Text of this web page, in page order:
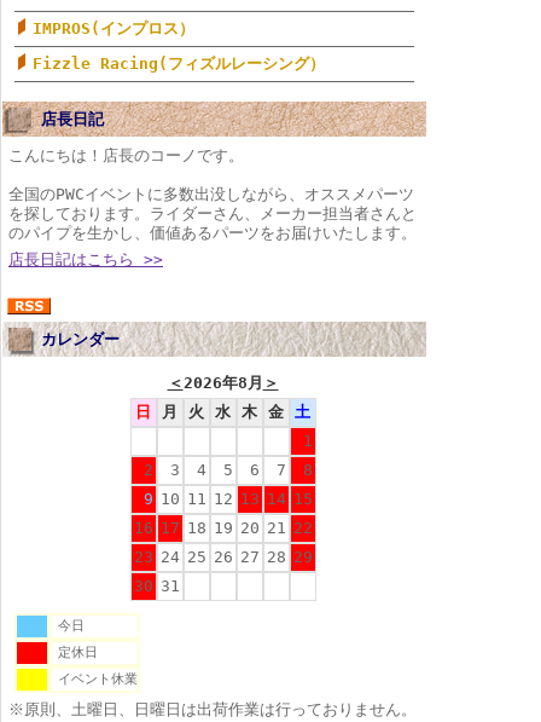
IMPROS(インプロス）
Fizzle Racing(フィズルレーシング）
店長日記
こんにちは！店長のコーノです。
全国のPWCイベントに多数出没しながら、オススメパーツ
を探しております。ライダーさん、メーカー担当者さんと
のパイプを生かし、価値あるパーツをお届けいたします。
店長日記はこちら >>
カレンダー
＜ 2026年8月 ＞
日
月 火 水 木 金
土
1
2
3 4 5 6 7
8
9 10 11 12 13 14 15
16 17 18 19 20 21
22
23 24 25 26 27 28 29
30 31
今日
定休日
イベント休業
※原則、土曜日、日曜日は出荷作業は行っておりません。